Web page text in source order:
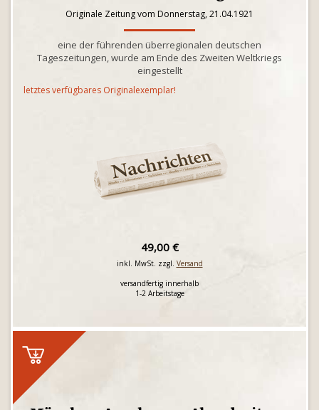
Originale Zeitung vom Donnerstag, 21.04.1921
eine der führenden überregionalen deutschen
Tageszeitungen, wurde am Ende des Zweiten Weltkriegs
eingestellt
letztes verfügbares Originalexemplar!
49,00 €
inkl. MwSt. zzgl. Versand
versandfertig innerhalb
1-2 Arbeitstage